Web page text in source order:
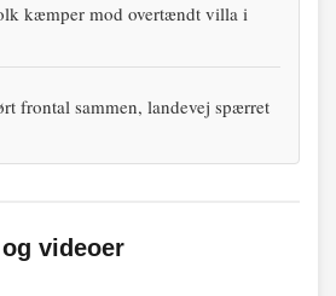
kæmper mod overtændt villa i
frontal sammen, landevej spærret
videoer